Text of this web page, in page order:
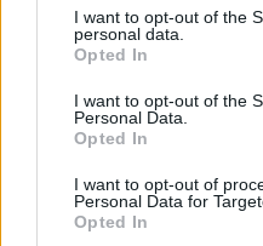
I want to opt-out of the
personal data.
Opted In
I want to opt-out of the
Personal Data.
Opted In
I want to opt-out of
Personal Data for
Opted In
Sommerpraten
– Finner roen på hytta
ABONNEMENT